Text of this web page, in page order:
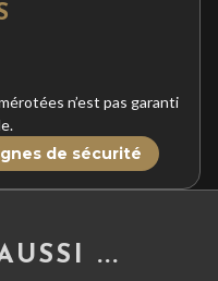
n’est pas garanti
de sécurité
...